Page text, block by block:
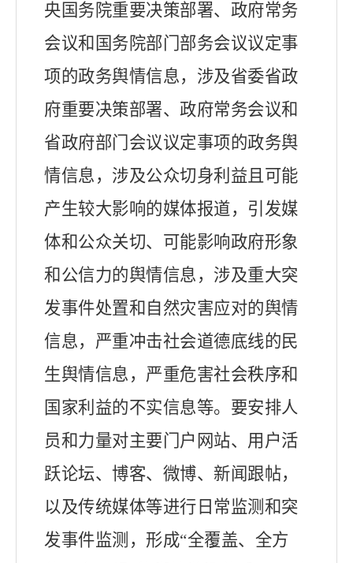
央国务院重要决策部署、政府常务
会议和国务院部门部务会议议定事
项的政务舆情信息， 涉及省委省政
府重要决策部署、政府常务会议和
省政府部门会议议定事项的政务舆
情信息， 涉及公众切身利益且可能
产生较大影响的媒体报道，引发媒
体和公众关切、可能影响政府形象
和公信力的舆情信息，涉及重大突
发事件处置和自然灾害应对的舆情
信息，严重冲击社会道德底线的民
生舆情信息，严重危害社会秩序和
国家利益的不实信息等。 要安排人
员和力量对主要门户网站、用户活
跃论坛、博客、微博、新闻跟帖，
以及传统媒体等进行日常监测和突
发事件监测，形成“全覆盖、全方